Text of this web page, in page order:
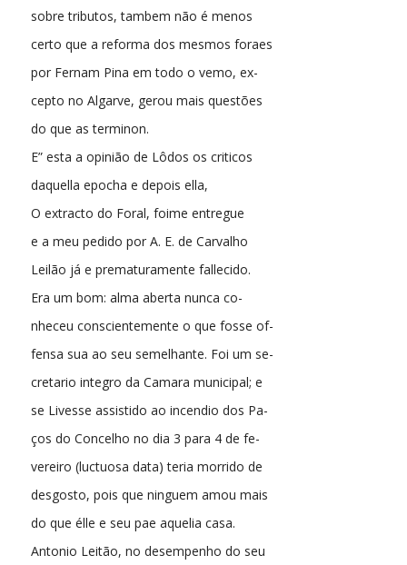
sobre tributos, tambem não é menos
certo que a reforma dos mesmos foraes
por Fernam Pina em todo o vemo, ex-
cepto no Algarve, gerou mais questões
do que as terminon.
E” esta a opinião de Lôdos os criticos
daquella epocha e depois ella,
O extracto do Foral, foime entregue
e a meu pedido por A. E. de Carvalho
Leilão já e prematuramente fallecido.
Era um bom: alma aberta nunca co-
nheceu conscientemente o que fosse of-
fensa sua ao seu semelhante. Foi um se-
cretario integro da Camara municipal; e
se Livesse assistido ao incendio dos Pa-
ços do Concelho no dia 3 para 4 de fe-
vereiro (luctuosa data) teria morrido de
desgosto, pois que ninguem amou mais
do que élle e seu pae aquelia casa.
Antonio Leitão, no desempenho do seu